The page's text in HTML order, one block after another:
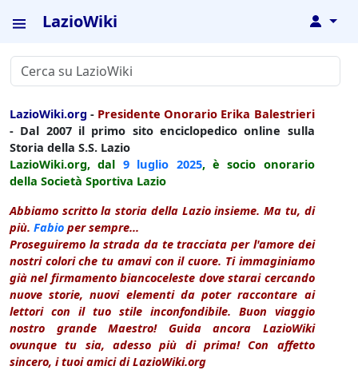
LazioWiki ↓
LazioWiki.org - Presidente Onorario Erika Balestrieri
- Dal 2007 il primo sito enciclopedico online sulla
Storia della S.S. Lazio
LazioWiki.org, dal 9 luglio 2025, è socio onorario
della Società Sportiva Lazio
Abbiamo scritto la storia della Lazio insieme. Ma tu, di
più. Fabio per sempre...
Proseguiremo la strada da te tracciata per l'amore dei
nostri colori che tu amavi con il cuore. Ti immaginiamo
già nel firmamento biancoceleste dove starai cercando
nuove storie, nuovi elementi da poter raccontare ai
lettori con il tuo stile inconfondibile. Buon viaggio
nostro grande Maestro! Guida ancora LazioWiki
ovunque tu sia, adesso più di prima! Con affetto
sincero, i tuoi amici di LazioWiki.org